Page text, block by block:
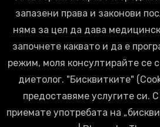
запазени права и законови
няма за цел да дава
започнете каквато и да е
режим, моля консултирайте се
диетолог. "Бисквитките"
предоставяме услугите си.
приемате употребата на